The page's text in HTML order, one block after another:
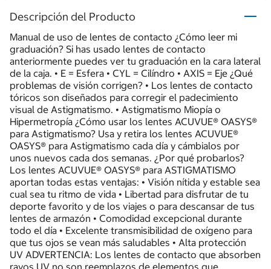
Descripción del Producto
Manual de uso de lentes de contacto ¿Cómo leer mi
graduación? Si has usado lentes de contacto
anteriormente puedes ver tu graduación en la cara lateral
de la caja. • E = Esfera • CYL = Cilíndro • AXIS = Eje ¿Qué
problemas de visión corrigen? • Los lentes de contacto
tóricos son diseñados para corregir el padecimiento
visual de Astigmatismo. • Astigmatismo Miopía o
Hipermetropía ¿Cómo usar los lentes ACUVUE® OASYS®
para Astigmatismo? Usa y retira los lentes ACUVUE®
OASYS® para Astigmatismo cada día y cámbialos por
unos nuevos cada dos semanas. ¿Por qué probarlos?
Los lentes ACUVUE® OASYS® para ASTIGMATISMO
aportan todas estas ventajas: • Visión nítida y estable sea
cual sea tu ritmo de vida • Libertad para disfrutar de tu
deporte favorito y de los viajes o para descansar de tus
lentes de armazón • Comodidad excepcional durante
todo el día • Excelente transmisibilidad de oxígeno para
que tus ojos se vean más saludables • Alta protección
UV ADVERTENCIA: Los lentes de contacto que absorben